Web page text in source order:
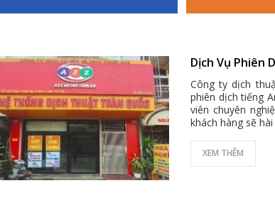
Dịch Vụ Phiên
Công ty dịch
phiên dịch tiếng
viên chuyên
khách hàng sẽ
XEM THÊM